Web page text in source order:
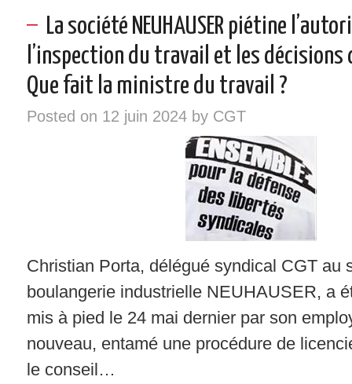
La société NEUHAUSER piétine
l’inspection du travail et les décisions
Que fait la ministre du travail ?
Posted on 12 juin 2024by CGT
Christian Porta, délégué syndical CGT au
boulangerie industrielle NEUHAUSER, a
mis à pied le 24 mai dernier par son
nouveau, entamé une procédure de
le conseil…